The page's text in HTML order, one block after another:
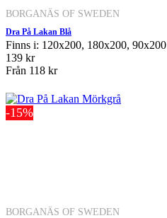
BORGANÄS OF SWEDEN
Dra På Lakan Blå
Finns i: 120x200, 180x200, 90x200
139 kr
Från 118 kr
-15%
BORGANÄS OF SWEDEN